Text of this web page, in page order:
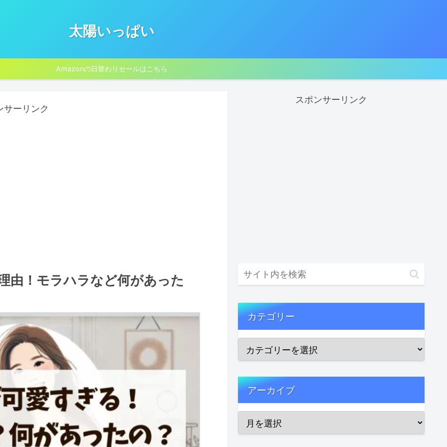
太陽いっぱい
Amazonの日替わりセールはこちら
サーリンク
由！モラハラなど何があった
スポンサーリンク
カテゴリー
アーカイブ